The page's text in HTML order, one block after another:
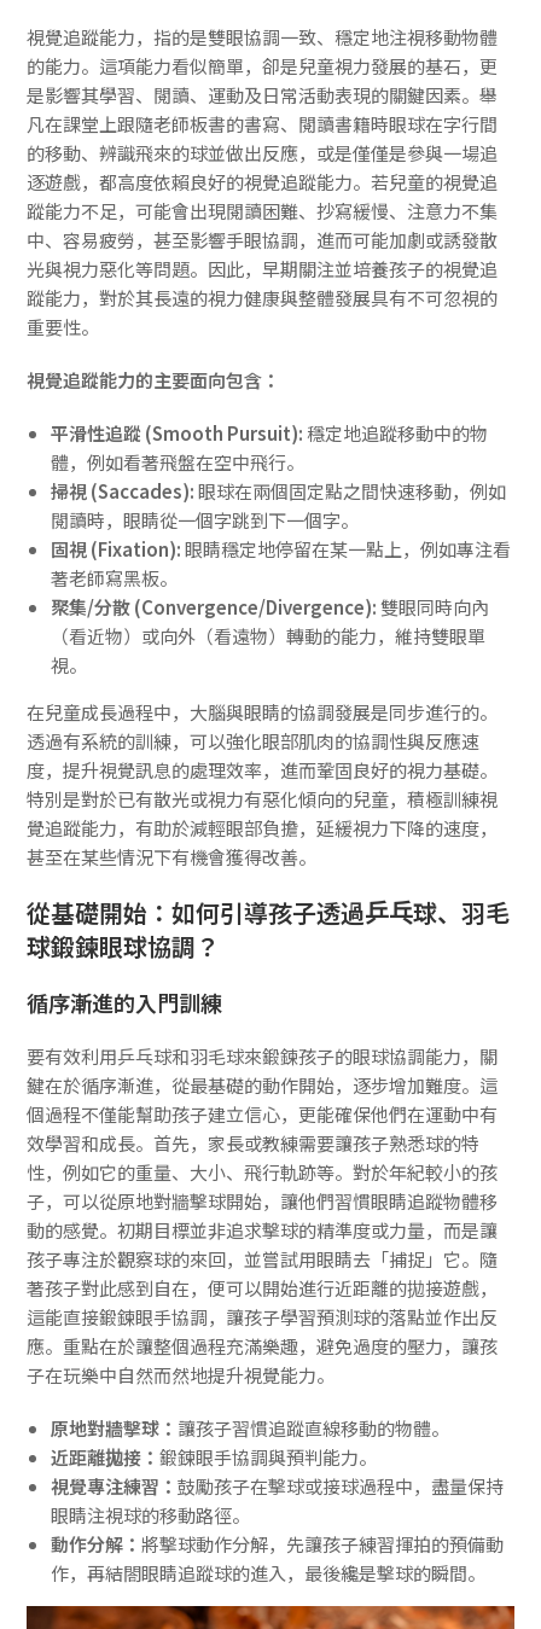
視覺追蹤能力，指的是雙眼協調一致、穩定地注視移動物體
的能力。這項能力看似簡單，卻是兒童視力發展的基石，更
是影響其學習、閱讀、運動及日常活動表現的關鍵因素。舉
凡在課堂上跟隨老師板書的書寫、閱讀書籍時眼球在字行間
的移動、辨識飛來的球並做出反應，或是僅僅是參與一場追
逐遊戲，都高度依賴良好的視覺追蹤能力。若兒童的視覺追
蹤能力不足，可能會出現閱讀困難、抄寫緩慢、注意力不集
中、容易疲勞，甚至影響手眼協調，進而可能加劇或誘發散
光與視力惡化等問題。因此，早期關注並培養孩子的視覺追
蹤能力，對於其長遠的視力健康與整體發展具有不可忽視的
重要性。
視覺追蹤能力的主要面向包含：
平滑性追蹤 (Smooth Pursuit):穩定地追蹤移動中的物
體，例如看著飛盤在空中飛行。
掃視 (Saccades):眼球在兩個固定點之間快速移動，例如
閱讀時，眼睛從一個字跳到下一個字。
固視 (Fixation):眼睛穩定地停留在某一點上，例如專注看
著老師寫黑板。
聚集/分散 (Convergence/Divergence):雙眼同時向內
（看近物）或向外（看遠物）轉動的能力，維持雙眼單
視。
在兒童成長過程中，大腦與眼睛的協調發展是同步進行的。
透過有系統的訓練，可以強化眼部肌肉的協調性與反應速
度，提升視覺訊息的處理效率，進而鞏固良好的視力基礎。
特別是對於已有散光或視力有惡化傾向的兒童，積極訓練視
覺追蹤能力，有助於減輕眼部負擔，延緩視力下降的速度，
甚至在某些情況下有機會獲得改善。
從基礎開始：如何引導孩子透過乒乓球、羽毛
球鍛鍊眼球協調？
循序漸進的入門訓練
要有效利用乒乓球和羽毛球來鍛鍊孩子的眼球協調能力，關
鍵在於循序漸進，從最基礎的動作開始，逐步增加難度。這
個過程不僅能幫助孩子建立信心，更能確保他們在運動中有
效學習和成長。首先，家長或教練需要讓孩子熟悉球的特
性，例如它的重量、大小、飛行軌跡等。對於年紀較小的孩
子，可以從原地對牆擊球開始，讓他們習慣眼睛追蹤物體移
動的感覺。初期目標並非追求擊球的精準度或力量，而是讓
孩子專注於觀察球的來回，並嘗試用眼睛去「捕捉」它。隨
著孩子對此感到自在，便可以開始進行近距離的拋接遊戲，
這能直接鍛鍊眼手協調，讓孩子學習預測球的落點並作出反
應。重點在於讓整個過程充滿樂趣，避免過度的壓力，讓孩
子在玩樂中自然而然地提升視覺能力。
原地對牆擊球： 讓孩子習慣追蹤直線移動的物體。
近距離拋接：鍛鍊眼手協調與預判能力。
視覺專注練習：鼓勵孩子在擊球或接球過程中，盡量保持
眼睛注視球的移動路徑。
動作分解：將擊球動作分解，先讓孩子練習揮拍的預備動
作，再結閤眼睛追蹤球的進入，最後纔是擊球的瞬間。